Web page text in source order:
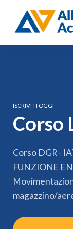
ISCRIVITI OGGI
Corso
Corso DGR -
FUNZIONE
magazzino/